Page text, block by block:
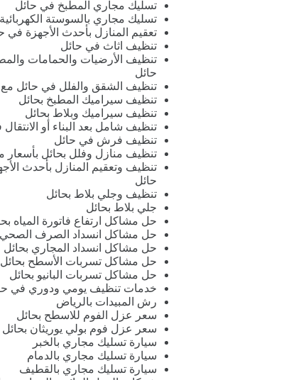
تسليك مجاري المطبخ في حائل
تسليك مجاري بالسوستة
تعقيم المنازل بأحدث الأجهزة في
تنظيف اثاث في حائل
تنظيف الأرضيات والحمامات
حائل
تنظيف الشقق والفلل في حائل مع
تنظيف سيراميك المطبخ بحائل
تنظيف سيراميك وبلاط بحائل
تنظيف شامل بعد البناء أو
تنظيف فرش في حائل
تنظيف منازل وفلل بحائل بأسعار
تنظيف وتعقيم المنازل بأحدث
حائل
تنظيف وجلي بلاط بحائل
جلي بلاط بحائل
حل مشاكل ارتفاع فاتورة المياه
حل مشاكل انسداد الصرف الصحي
حل مشاكل انسداد المجاري بحائل
حل مشاكل تسربات الأسطح بحائل
حل مشاكل تسربات البانيو بحائل
خدمات تنظيف يومي ودوري في
رش المبيدات بالرياض
سعر عزل الفوم للاسطح بحائل
سعر عزل فوم بولي يوريثان بحائل
سيارة تسليك مجاري بالخبر
سيارة تسليك مجاري بالدمام
سيارة تسليك مجاري بالقطيف